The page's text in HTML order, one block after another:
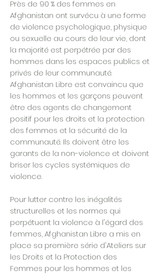
Près de 90 % des femmes en
Afghanistan ont survécu à une forme
de violence psychologique, physique
ou sexuelle au cours de leur vie, dont
la majorité est perpétrée par des
hommes dans les espaces publics et
privés de leur communauté.
Afghanistan Libre est convaincu que
les hommes et les garçons peuvent
être des agents de changement
positif pour les droits et la protection
des femmes et la sécurité de la
communauté. Ils doivent être les
garants de la non-violence et doivent
briser les cycles systémiques de
violence.
Pour lutter contre les inégalités
structurelles et les normes qui
perpétuent la violence à l'égard des
femmes, Afghanistan Libre a mis en
place sa première série d'Ateliers sur
les Droits et la Protection des
Femmes pour les hommes et les